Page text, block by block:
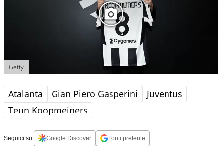
Getty
Atalanta Gian Piero Gasperini
Juventus
Teun Koopmeiners
Seguici su: Google Discover Fonti preferite